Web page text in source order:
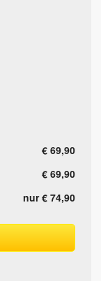
€ 69,90
€ 69,90
nur € 74,90